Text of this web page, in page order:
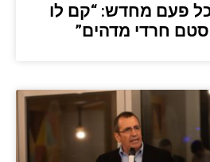
כל פעם מחדש: “קם לו
חרדי מדהים”